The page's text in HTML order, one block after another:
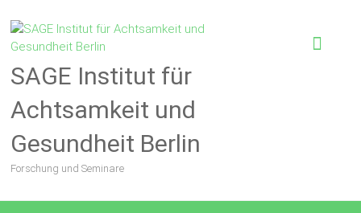
SAGE Institut für
Achtsamkeit und
Gesundheit Berlin
Forschung und Seminare